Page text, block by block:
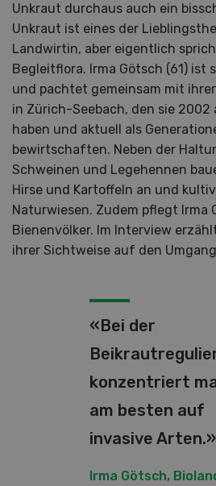
Unkraut durchaus auch ein
Unkraut ist eines der
Landwirtin, aber eigentlich
Begleitflora. Irma Götsch (61) ist
und pachtet gemeinsam mit
in Zürich-Seebach, den sie
haben und aktuell als
bewirtschaften. Neben der
Schweinen und Legehennen
Hirse und Kartoffeln an und
Naturwiesen. Zudem pflegt Irma
Bienenvölker. Im Interview
ihrer Sichtweise auf den
«Bei der
konzentriert
am besten auf
invasive Arten.»
Irma Götsch,